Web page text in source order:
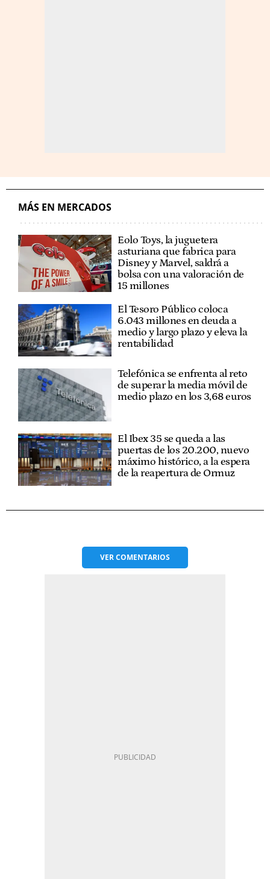
MÁS EN MERCADOS
Eolo Toys, la juguetera
asturiana que fabrica para
Disney y Marvel, saldrá a
bolsa con una valoración de
15 millones
El Tesoro Público coloca
6.043 millones en deuda a
medio y largo plazo y eleva la
rentabilidad
Telefónica se enfrenta al reto
de superar la media móvil de
medio plazo en los 3,68 euros
El Ibex 35 se queda a las
puertas de los 20.200, nuevo
máximo histórico, a la espera
de la reapertura de Ormuz
VERCOMENTARIOS